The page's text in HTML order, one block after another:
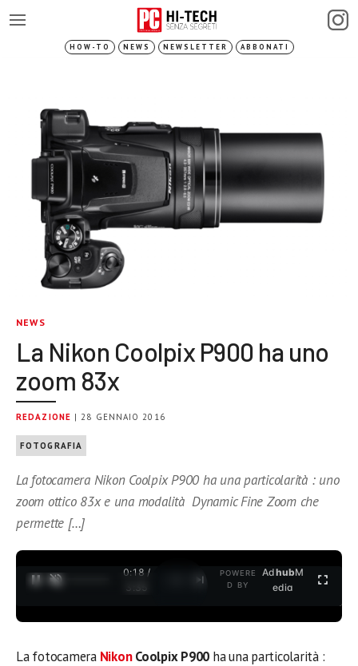
HOW-TO NEWS NEWSLETTER ABBONATI
NEWS
La Nikon Coolpix P900 ha uno
zoom 83x
REDAZIONE | 28 GENNAIO 2016
FOTOGRAFIA
La fotocamera Nikon Coolpix P900 ha una particolarità : uno
zoom ottico 83x e una modalità Dynamic Fine Zoom che
permette […]
0:19 /
3:35
POWERE
D BY
AdhubM
edia
La fotocamera NikonCoolpix P900 ha una particolarità :